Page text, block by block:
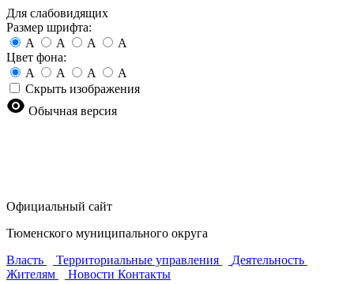
Для слабовидящих
Размер шрифта:
A
A A
A
Цвет фона:
A
A A
A
Скрыть изображения
Обычная версия
Официальный сайт
Тюменского муниципального округа
Власть
Территориальные управления
Деятельность
Жителям
Новости Контакты